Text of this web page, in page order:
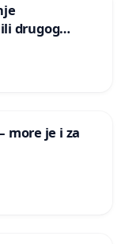
drugog
more je i za